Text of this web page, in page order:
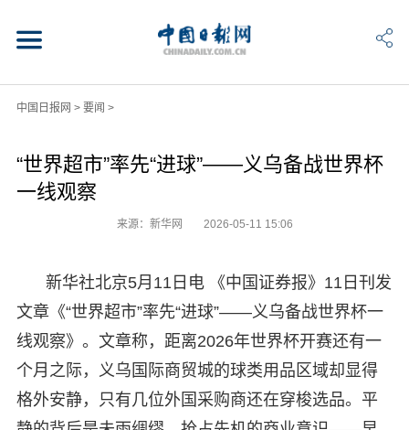
中国日报网 > 要闻 >
“世界超市”率先“进球”——义乌备战世界杯
一线观察
来源：新华网 2026-05-11 15:06
新华社北京5月11日电 《中国证券报》11日刊发
文章《“世界超市”率先“进球”——义乌备战世界杯一
线观察》。文章称，距离2026年世界杯开赛还有一
个月之际，义乌国际商贸城的球类用品区域却显得
格外安静，只有几位外国采购商还在穿梭选品。平